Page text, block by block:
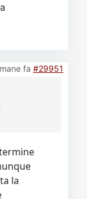
fa #29951
la